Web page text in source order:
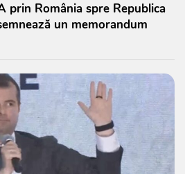
prin România spre Republica
un memorandum